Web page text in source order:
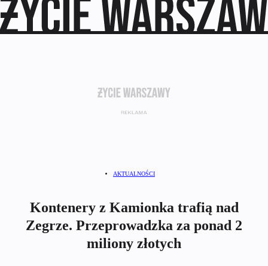
AKTUALNOŚCI
Kontenery z Kamionka trafią nad
Zegrze. Przeprowadzka za ponad 2
miliony złotych